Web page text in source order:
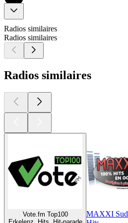
Radios similaires
Radios similaires
Radios similaires
Vote.fm Top100
MAXXI Sud